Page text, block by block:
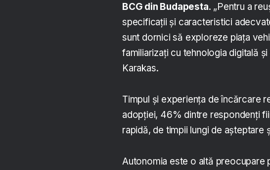
BCG din Budapesta. „Pentru a
specificații și caracteristici
sunt dornici să exploreze piața
familiarizați cu tehnologia digitală
Karakas.
Timpul și experiența de încărcare
adopției, 46% dintre respondenți
rapidă, de timpii lungi de
Autonomia este o altă preocupare